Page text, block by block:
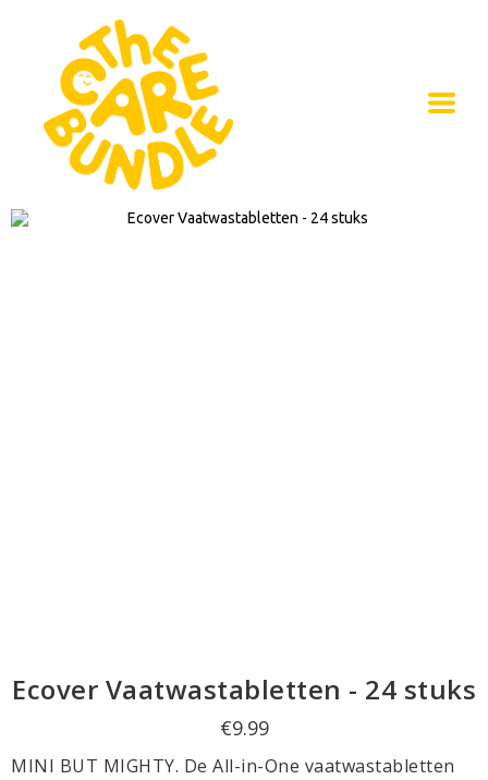
Ecover Vaatwastabletten - 24 stuks
€9.99
MINI BUT MIGHTY. De All-in-One vaatwastabletten